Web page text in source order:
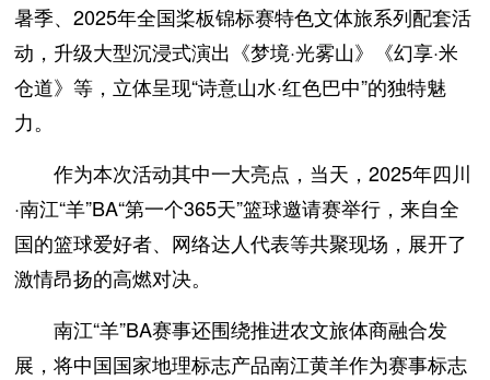
暑季、2025年全国桨板锦标赛特色文体旅系列配套活
动，升级大型沉浸式演出《梦境·光雾山》《幻享·米
仓道》等，立体呈现“诗意山水·红色巴中”的独特魅
力。
作为本次活动其中一大亮点，当天，2025年四川
·南江“羊”BA“第一个365天”篮球邀请赛举行，来自全
国的篮球爱好者、网络达人代表等共聚现场，展开了
激情昂扬的高燃对决。
南江“羊”BA赛事还围绕推进农文旅体商融合发
展，将中国国家地理标志产品南江黄羊作为赛事标志